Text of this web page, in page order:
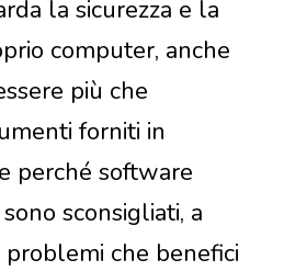
la sicurezza e la
computer, anche
più che
forniti in
perché software
sconsigliati, a
che benefici